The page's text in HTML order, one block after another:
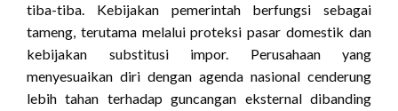
tiba-tiba. Kebijakan pemerintah berfungsi sebagai
tameng, terutama melalui proteksi pasar domestik dan
kebijakan substitusi impor. Perusahaan yang
menyesuaikan diri dengan agenda nasional cenderung
lebih tahan terhadap guncangan eksternal dibanding